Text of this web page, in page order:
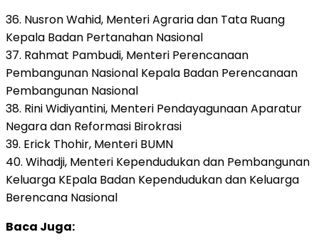
36. Nusron Wahid, Menteri Agraria dan Tata Ruang
Kepala Badan Pertanahan Nasional
37. Rahmat Pambudi, Menteri Perencanaan
Pembangunan Nasional Kepala Badan Perencanaan
Pembangunan Nasional
38. Rini Widiyantini, Menteri Pendayagunaan Aparatur
Negara dan Reformasi Birokrasi
39. Erick Thohir, Menteri BUMN
40. Wihadji, Menteri Kependudukan dan Pembangunan
Keluarga KEpala Badan Kependudukan dan Keluarga
Berencana Nasional
Baca Juga: